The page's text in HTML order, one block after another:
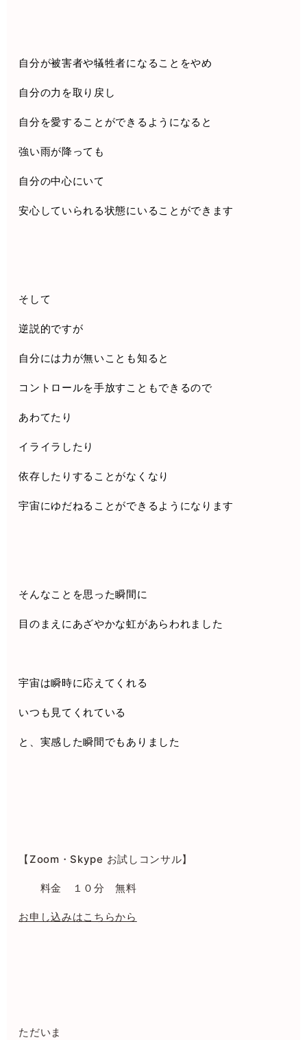
自分が被害者や犠牲者になることをやめ
自分の力を取り戻し
自分を愛することができるようになると
強い雨が降っても
自分の中心にいて
安心していられる状態にいることができます
そして
逆説的ですが
自分には力が無いことも知ると
コントロールを手放すこともできるので
あわてたり
イライラしたり
依存したりすることがなくなり
宇宙にゆだねることができるようになります
そんなことを思った瞬間に
目のまえにあざやかな虹があらわれました
宇宙は瞬時に応えてくれる
いつも見てくれている
と、実感した瞬間でもありました
【Zoom ・Skype お試しコンサル】
料金 １０分 無料
お申し込みはこちらから
ただいま